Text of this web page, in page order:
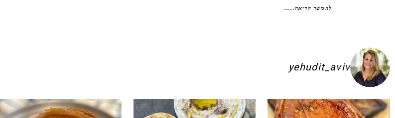
להמשך קריאה.....
yehudit_aviv
להשקיע בפיתות היסטריות
ג׳חנון תימני אמיתי!! ולא רק בעיני הוא הכי טעים שיש
לכל חובבי הקוקוס קומו להכין - חיתוכיות ריבה
גם אם אתם צמים מחר